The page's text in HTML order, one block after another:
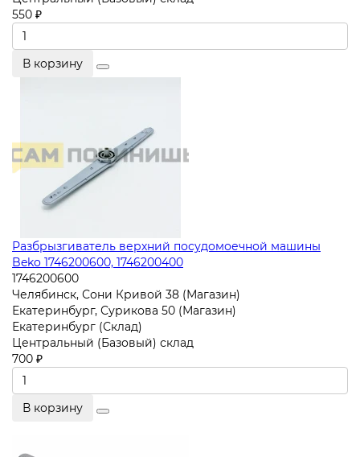
550 ₽
В корзину
Разбрызгиватель верхний посудомоечной машины
Beko 1746200600, 1746200400
1746200600
Челябинск, Сони Кривой 38 (Магазин)
Екатеринбург, Сурикова 50 (Магазин)
Екатеринбург (Склад)
Центральный (Базовый) склад
700 ₽
В корзину